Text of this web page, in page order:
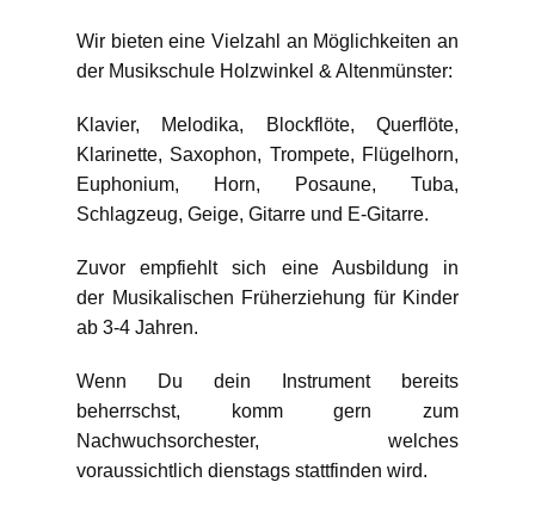
Wir bieten eine Vielzahl an Möglichkeiten an
der Musikschule Holzwinkel & Altenmünster:
Klavier, Melodika, Blockflöte, Querflöte,
Klarinette, Saxophon, Trompete, Flügelhorn,
Euphonium, Horn, Posaune, Tuba,
Schlagzeug, Geige, Gitarre und E-Gitarre.
Zuvor empfiehlt sich eine Ausbildung in
der Musikalischen Früherziehung für Kinder
ab 3-4 Jahren.
Wenn Du dein Instrument bereits
beherrschst, komm gern zum
Nachwuchsorchester, welches
voraussichtlich dienstags stattfinden wird.